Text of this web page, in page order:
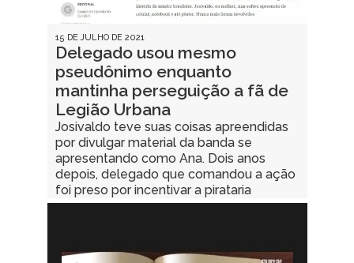
15 DE JULHO DE 2021
Delegado usou mesmo
pseudônimo enquanto
mantinha perseguição a fã de
Legião Urbana
Josivaldo teve suas coisas apreendidas
por divulgar material da banda se
apresentando como Ana. Dois anos
depois, delegado que comandou a ação
foi preso por incentivar a pirataria